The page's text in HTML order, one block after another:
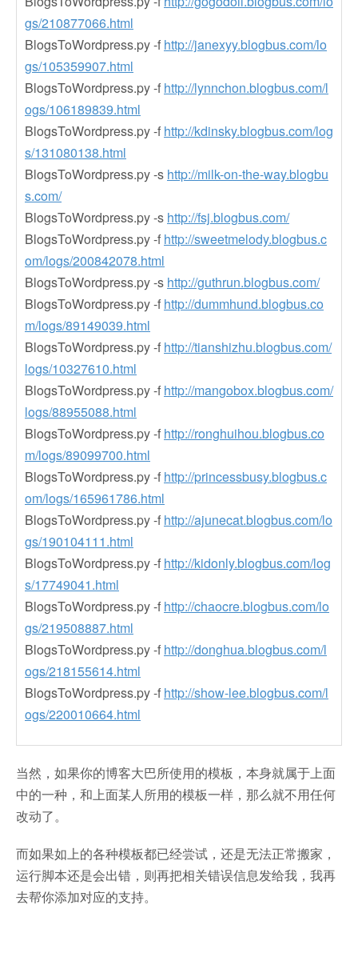
gs/210877066.html
BlogsToWordpress.py -f http://janexyy.blogbus.com/lo
gs/105359907.html
BlogsToWordpress.py -f http://lynnchon.blogbus.com/l
ogs/106189839.html
BlogsToWordpress.py -f http://kdinsky.blogbus.com/log
s/131080138.html
BlogsToWordpress.py -s http://milk-on-the-way.blogbu
s.com/
BlogsToWordpress.py -s http://fsj.blogbus.com/
BlogsToWordpress.py -f http://sweetmelody.blogbus.c
om/logs/200842078.html
BlogsToWordpress.py -s http://guthrun.blogbus.com/
BlogsToWordpress.py -f http://dummhund.blogbus.co
m/logs/89149039.html
BlogsToWordpress.py -f http://tianshizhu.blogbus.com/
logs/10327610.html
BlogsToWordpress.py -f http://mangobox.blogbus.com/
logs/88955088.html
BlogsToWordpress.py -f http://ronghuihou.blogbus.co
m/logs/89099700.html
BlogsToWordpress.py -f http://princessbusy.blogbus.c
om/logs/165961786.html
BlogsToWordpress.py -f http://ajunecat.blogbus.com/lo
gs/190104111.html
BlogsToWordpress.py -f http://kidonly.blogbus.com/log
s/17749041.html
BlogsToWordpress.py -f http://chaocre.blogbus.com/lo
gs/219508887.html
BlogsToWordpress.py -f http://donghua.blogbus.com/l
ogs/218155614.html
BlogsToWordpress.py -f http://show-lee.blogbus.com/l
ogs/220010664.html
当然，如果你的博客大巴所使用的模板，本身就属于上面
中的一种，和上面某人所用的模板一样，那么就不用任何
改动了。
而如果如上的各种模板都已经尝试，还是无法正常搬家，
运行脚本还是会出错，则再把相关错误信息发给我，我再
去帮你添加对应的支持。